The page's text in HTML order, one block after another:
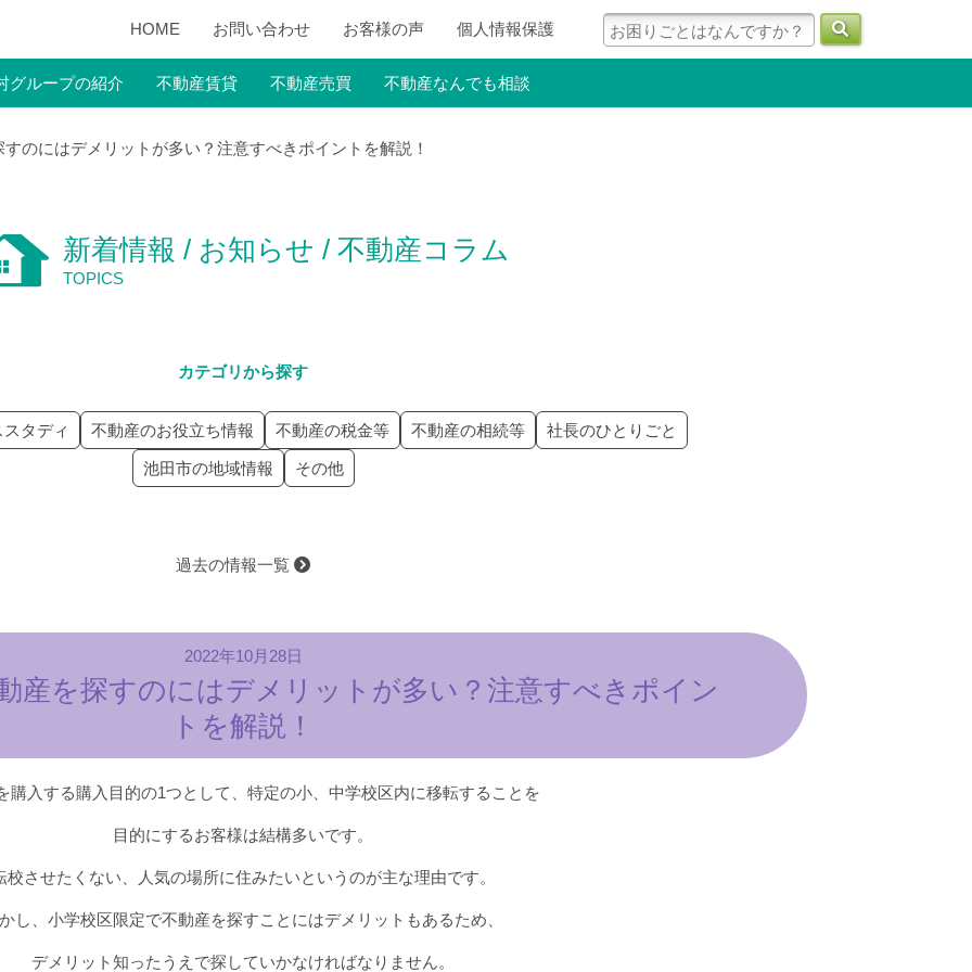
HOME お問い合わせ お客様の声 個人情報保護
グループの紹介 不動産賃貸 不動産売買 不動産なんでも相談
のにはデメリットが多い？注意すべきポイントを解説！
新着情報 / お知らせ / 不動産コラム
TOPICS
カテゴリから探す
タディ 不動産のお役立ち情報 不動産の税金等 不動産の相続等 社長のひとりごと
池田市の地域情報 その他
過去の情報一覧
2022年10月28日
産を探すのにはデメリットが多い？注意すべきポイン
トを解説！
購入する購入目的の1つとして、特定の小、中学校区内に移転することを
目的にするお客様は結構多いです。
校させたくない、人気の場所に住みたいというのが主な理由です。
し、小学校区限定で不動産を探すことにはデメリットもあるため、
デメリット知ったうえで探していかなければなりません。